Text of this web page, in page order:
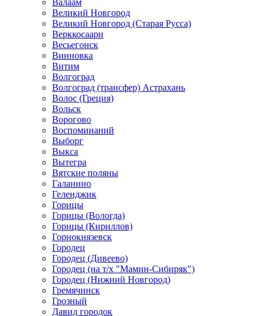
Валаам
Великий Новгород
Великий Новгород (Старая Русса)
Верккосаари
Весьегонск
Винновка
Витим
Волгоград
Волгоград (трансфер) Астрахань
Волос (Греция)
Вольск
Ворогово
Воспоминаний
Выборг
Выкса
Вытегра
Вятские поляны
Галанино
Геленджик
Горицы
Горицы (Вологда)
Горицы (Кириллов)
Горнокнязевск
Городец
Городец (Дивеево)
Городец (на т/х "Мамин-Сибиряк")
Городец (Нижний Новгород)
Гремячинск
Грозный
Давид городок